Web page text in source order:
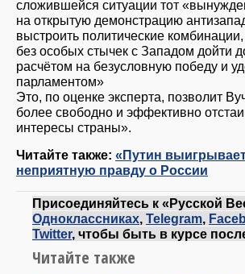
сложившейся ситуации тот
на открытую демонстрацию
выстроить политические
без особых стычек с Западом дойти
расчётом на безусловную победу и
парламентом»
Это, по оценке эксперта, позволит
более свободно и эффективно
интересы страны».
Читайте также: «Путин
неприятную правду о России
Присоединяйтесь к «Русской
Одноклассниках Telegram
Twitter, чтобы быть в курсе
Читайте также